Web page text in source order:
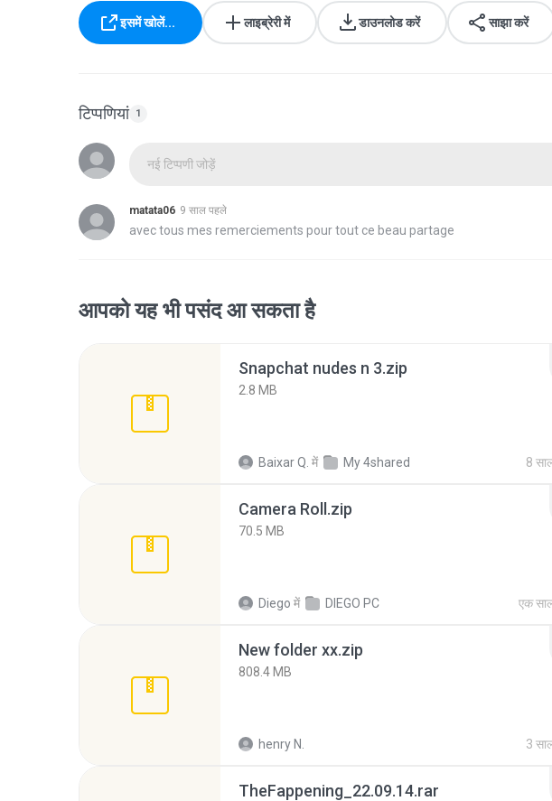
इसमें खोलें... लाइब्रेरी में डाउनलोड करें साझा करें
टिप्पणियां 1
नई टिप्पणी जोड़ें
matata06 9 साल पहले
avec tous mes remerciements pour tout ce beau partage
आपको यह भी पसंद आ सकता है
Snapchat nudes n 3.zip
2.8 MB
Baixar Q. में My 4shared 8
Camera Roll.zip
70.5 MB
Diego में DIEGO PC एक
New folder xx.zip
808.4 MB
henry N. 3
TheFappening_22.09.14.rar